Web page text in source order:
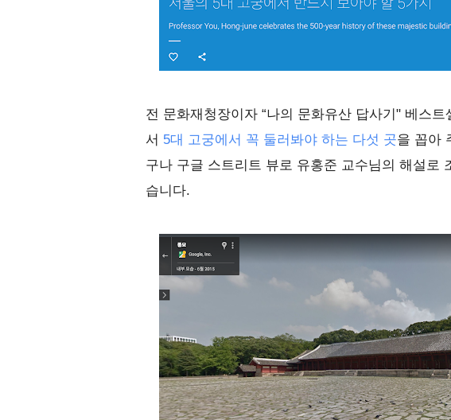
전 문화재청장이자 “나의 문화유산 답사기" 베스
서 5대 고궁에서 꼭 둘러봐야 하는 다섯 곳을 꼽아
구나 구글 스트리트 뷰로 유홍준 교수님의 해설로
습니다.